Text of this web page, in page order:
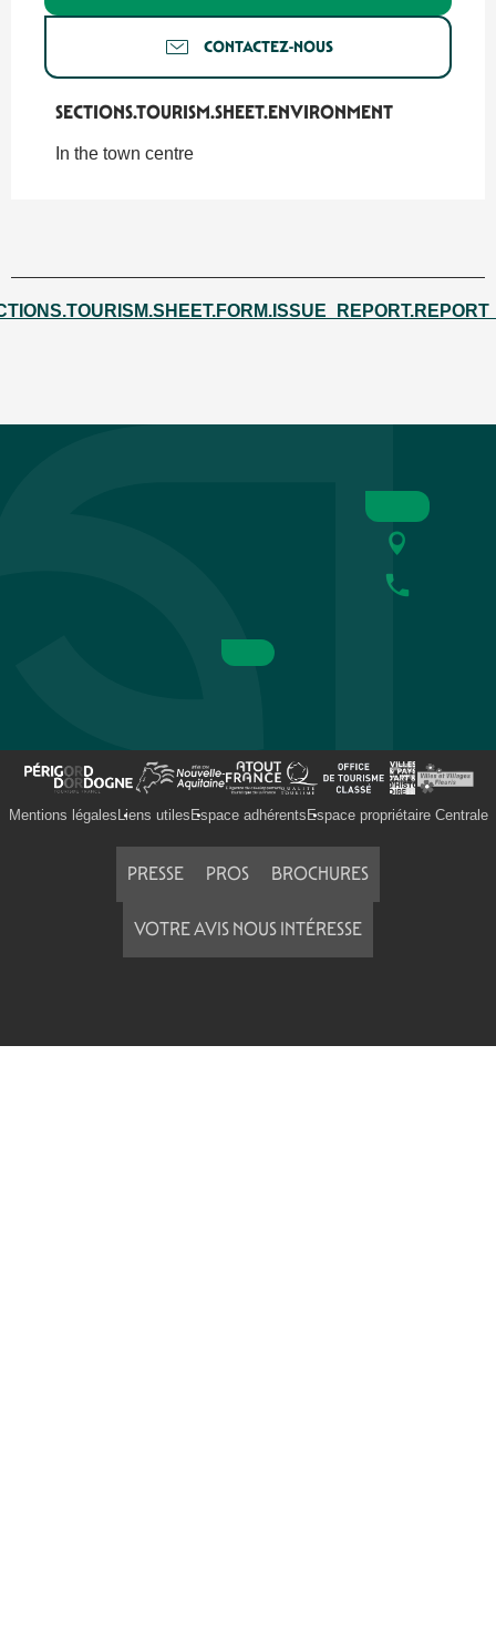
CONTACTEZ-NOUS
SECTIONS.TOURISM.SHEET.ENVIRONMENT
SECTIONS.TOURISM.SHEET.ENVIRONMENT
In the town centre
Mentions légales Liens utiles Espace adhérents Espace propriétaire Centrale
PRESSE PROS BROCHURES
VOTRE AVIS NOUS INTÉRESSE